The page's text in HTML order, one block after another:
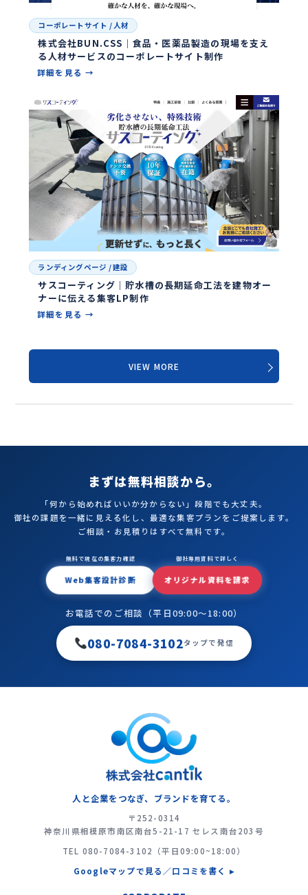
コーポレートサイト / 人材
株式会社BUN.CSS｜食品・医薬品製造の現場を支え
る人材サービスのコーポレートサイト制作
詳細を見る →
ランディングページ /建設
サスコーティング｜貯水槽の長期延命工法を建物オー
ナーに伝える集客LP制作
詳細を見る →
VIEW MORE
まずは無料相談から。
「何から始めればいいか分からない」段階でも大丈夫。
御社の課題を一緒に見える化し、最適な集客プランをご提案します。
ご相談・お見積りはすべて無料です。
無料で現在の集客力確認
Web集客設計診断
御社専用資料で詳しく
オリジナル資料を請求
お電話でのご相談（平日09:00〜18:00）
080-7084-3102タップで発信
人と企業をつなぎ、ブランドを育てる。
〒252-0314
神奈川県相模原市南区南台5-21-17 セレス南台203号
TEL 080-7084-3102 （平日09:00~18:00）
Googleマップで見る／口コミを書く ▸